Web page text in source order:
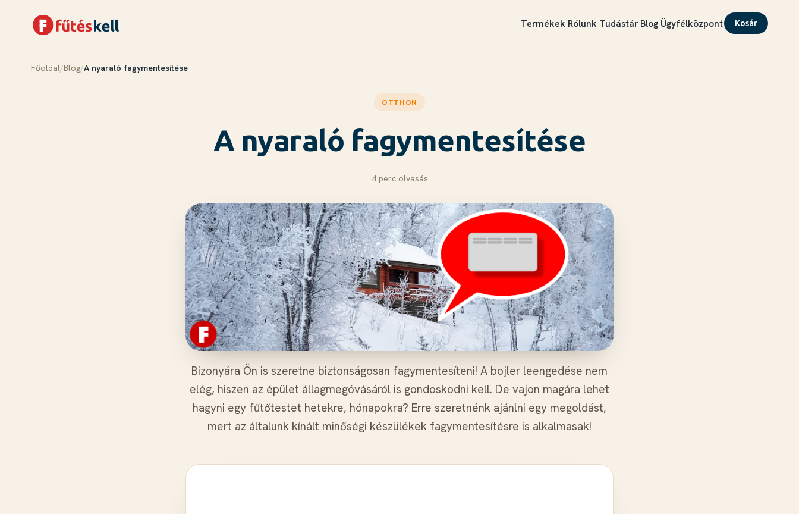
Termékek Rólunk Tudástár Blog Ügyfélközpont Kosár
Menü
Kosár megnyitása →
Kosár
Főoldal/Blog/A nyaraló fagymentesítése
OTTHON
A nyaraló fagymentesítése
4 perc olvasás
Bizonyára Ön is szeretne biztonságosan fagymentesíteni! A bojler leengedése nem
elég, hiszen az épület állagmegóvásáról is gondoskodni kell. De vajon magára lehet
hagyni egy fűtőtestet hetekre, hónapokra? Erre szeretnénk ajánlni egy megoldást,
mert az általunk kínált minőségi készülékek fagymentesítésre is alkalmasak!